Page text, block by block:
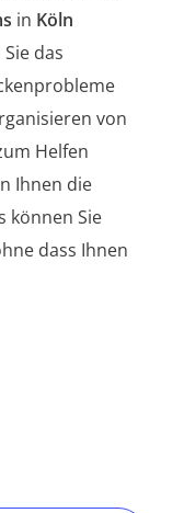
in Köln
das
von
Helfen
Ihnen die
können Sie
dass Ihnen